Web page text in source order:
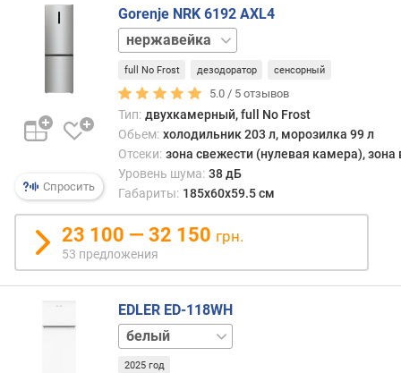
м
л
к
в
р
е
м
я
с
х
Спросить
Gorenje NRK 6192 AXL4
серебристый
черный
full No Frost дезодоратор сенсорный
5.0 / 5 отзывов
Тип: двухкамерный, full No Frost
Обьем: холодильник 203 л, морозилка 99 л
Отсеки: зона свежести (нулевая камера),
Уровень шума: 38 дБ
Габариты: 185x60x59.5 см
23 100 — 32 150 грн.
53 предложения
EDLER ED-118WH
нержавейка
2025 год